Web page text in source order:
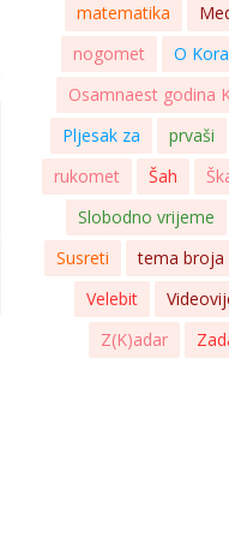
matematika
nogomet
O
Osamnaest godina
Pljesak za
prvaši
rukomet
Šah
Slobodno vrijeme
Susreti
tema broja
Velebit
Z(K)adar